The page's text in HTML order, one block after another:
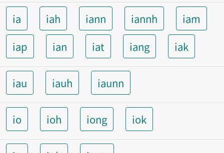
ia iah iann iannh
iam
iap
ian iat iang iak
iau iauh iaunn
io ioh iong iok